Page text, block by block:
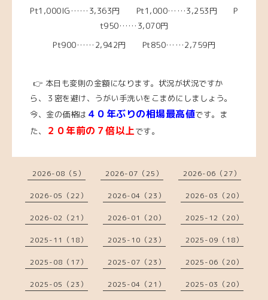
Pt1,000IG……3,363円 Pt1,000……3,253円 P
t950……3,070円
Pt900……2,942円 Pt850……2,759円
👉 本日も変則の金額になります。状況が状況ですか
ら、３密を避け、うがい手洗いをこまめにしましょう。
今、金の価格は ４０年ぶりの相場最高値です。ま
た、
２０年前の７倍以上です。
2026-08（5） 2026-07（25） 2026-06（27）
2026-05（22） 2026-04（23） 2026-03（20）
2026-02（21） 2026-01（20） 2025-12（20）
2025-11（18） 2025-10（23） 2025-09（18）
2025-08（17） 2025-07（23） 2025-06（20）
2025-05（23） 2025-04（21） 2025-03（20）